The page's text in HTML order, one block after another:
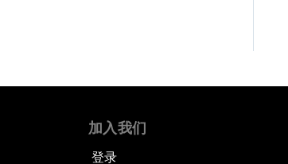
加入我们
登录